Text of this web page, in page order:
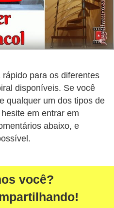
para os diferentes
disponíveis. Se você
qualquer um dos tipos de
em entrar em
abaixo, e
você?